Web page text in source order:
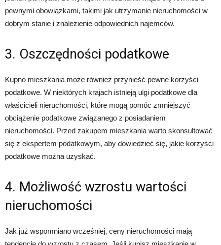
pewnymi obowiązkami, takimi jak utrzymanie nieruchomości w
dobrym stanie i znalezienie odpowiednich najemców.
3. Oszczędności podatkowe
Kupno mieszkania może również przynieść pewne korzyści
podatkowe. W niektórych krajach istnieją ulgi podatkowe dla
właścicieli nieruchomości, które mogą pomóc zmniejszyć
obciążenie podatkowe związanego z posiadaniem
nieruchomości. Przed zakupem mieszkania warto skonsultować
się z ekspertem podatkowym, aby dowiedzieć się, jakie korzyści
podatkowe można uzyskać.
4. Możliwość wzrostu wartości
nieruchomości
Jak już wspomniano wcześniej, ceny nieruchomości mają